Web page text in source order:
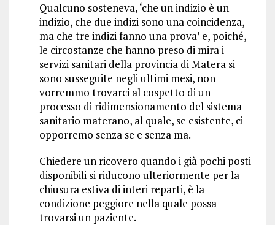
Qualcuno sosteneva, ‘che un indizio è un
indizio, che due indizi sono una coincidenza,
ma che tre indizi fanno una prova’ e, poiché,
le circostanze che hanno preso di mira i
servizi sanitari della provincia di Matera si
sono susseguite negli ultimi mesi, non
vorremmo trovarci al cospetto di un
processo di ridimensionamento del sistema
sanitario materano, al quale, se esistente, ci
opporremo senza se e senza ma.
Chiedere un ricovero quando i già pochi posti
disponibili si riducono ulteriormente per la
chiusura estiva di interi reparti, è la
condizione peggiore nella quale possa
trovarsi un paziente.